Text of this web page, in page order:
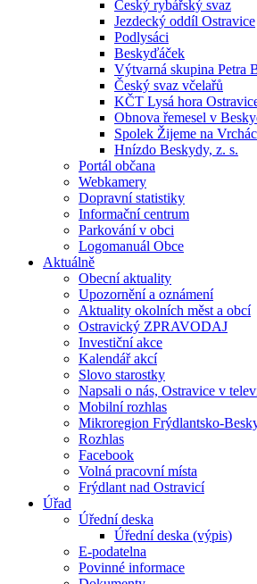
Český rybářský svaz
Jezdecký oddíl Ostravice
Podlysáci
Beskyďáček
Výtvarná skupina Petra
Český svaz včelařů
KČT Lysá hora
Obnova řemesel v
Spolek Žijeme na
Hnízdo Beskydy, z. s.
Portál občana
Webkamery
Dopravní statistiky
Informační centrum
Parkování v obci
Logomanuál Obce
Aktuálně
Obecní aktuality
Upozornění a oznámení
Aktuality okolních měst a obcí
Ostravický ZPRAVODAJ
Investiční akce
Kalendář akcí
Slovo starostky
Napsali o nás, Ostravice v
Mobilní rozhlas
Mikroregion Frýdlantsko-
Rozhlas
Facebook
Volná pracovní místa
Frýdlant nad Ostravicí
Úřad
Úřední deska
Úřední deska (výpis)
E-podatelna
Povinné informace